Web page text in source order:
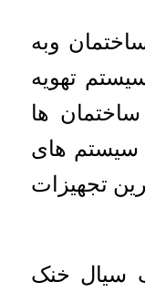
وبه
تهویه
ها
سیستم های
تجهیزات
سیال خنک